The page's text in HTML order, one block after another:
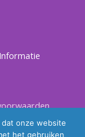
onze website
het gebruiken